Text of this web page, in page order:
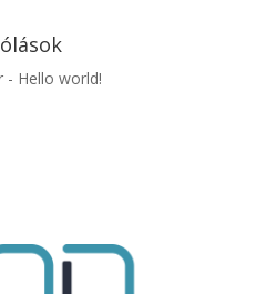
- Hello world!